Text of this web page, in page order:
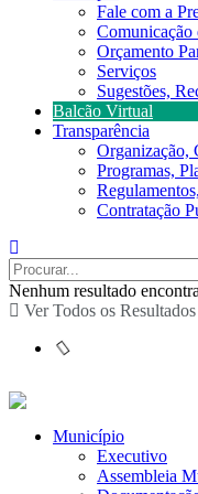
Fale com a
Comunicação
Orçamento
Serviços
Sugestões,
Balcão Virtual
Transparência
Organização,
Programas,
Contratação
Nenhum resultado
Ver Todos os Resultados
Município
Executivo
Assembleia